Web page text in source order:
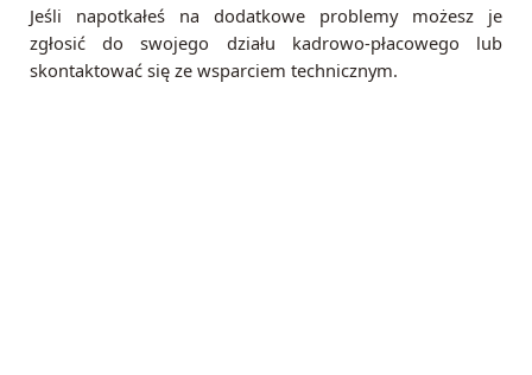
Jeśli napotkałeś na dodatkowe problemy możesz je
zgłosić do swojego działu kadrowo-płacowego lub
skontaktować się ze wsparciem technicznym.